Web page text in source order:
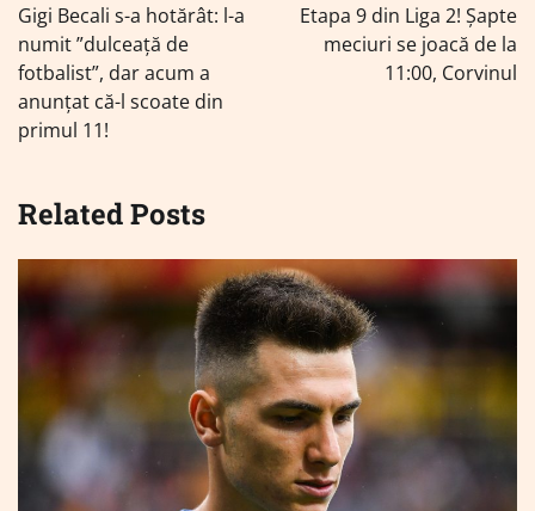
articole
Gigi Becali s-a hotărât: l-a
numit ”dulceață de
fotbalist”, dar acum a
anunțat că-l scoate din
primul 11!
Etapa 9 din Liga 2! Șapte
meciuri se joacă de la
11:00, Corvinul
Related Posts